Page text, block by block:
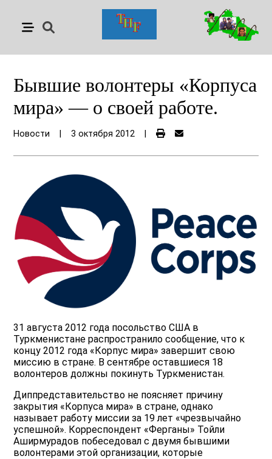
Бывшие волонтеры «Корпуса
мира» — о своей работе.
Новости 3 октября 2012
31 августа 2012 года посольство США в
Туркменистане распространило сообщение, что к
концу 2012 года «Корпус мира» завершит свою
миссию в стране. В сентябре оставшиеся 18
волонтеров должны покинуть Туркменистан.
Диппредставительство не поясняет причину
закрытия «Корпуса мира» в стране, однако
называет работу миссии за 19 лет «чрезвычайно
успешной». Корреспондент «Ферганы» Тойли
Аширмурадов побеседовал с двумя бывшими
волонтерами этой организации, которые